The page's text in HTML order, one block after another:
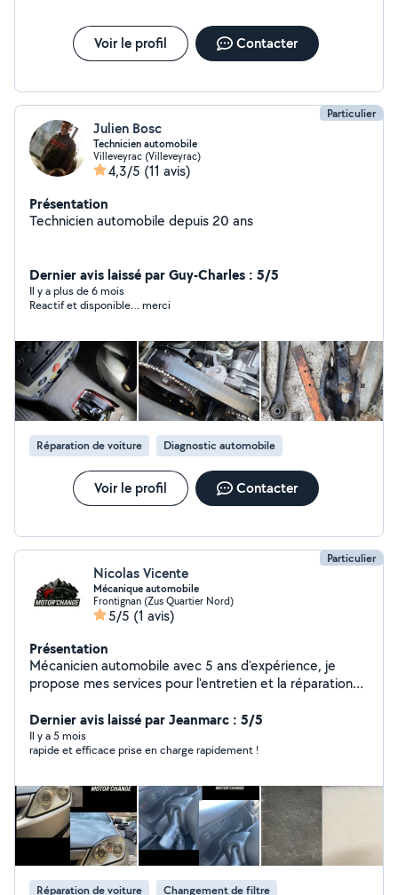
Voir le profil Contacter
Particulier
Julien Bosc
Technicien automobile
Villeveyrac (Villeveyrac)
4,3/5 (11 avis)
Présentation
Technicien automobile depuis 20 ans
Dernier avis laissé par Guy-Charles : 5/5
Il y a plus de 6 mois
Reactif et disponible… merci
Réparation de voiture Diagnostic automobile
Voir le profil Contacter
Particulier
Nicolas Vicente
Mécanique automobile
Frontignan (Zus Quartier Nord)
5/5 (1 avis)
Présentation
Mécanicien automobile avec 5 ans d'expérience, je
propose mes services pour l'entretien et la réparation
diagnostic, batterie, distribution, petits et gros travaux.
Travail sérieux, rapide et soigné. N'hésitez pas à me
contacter pour un devis un conseils ou un diagnostique.
Dernier avis laissé par Jeanmarc : 5/5
Il y a 5 mois
rapide et efficace prise en charge rapidement !
Réparation de voiture Changement de filtre